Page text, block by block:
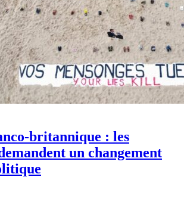
britannique : les
un changement